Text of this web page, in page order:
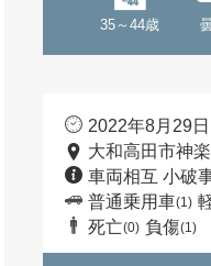
35～44歳
2022年8月29
大和高田市神
車両相互 小破
普通乗用車(1)
死亡(0) 負傷(1)